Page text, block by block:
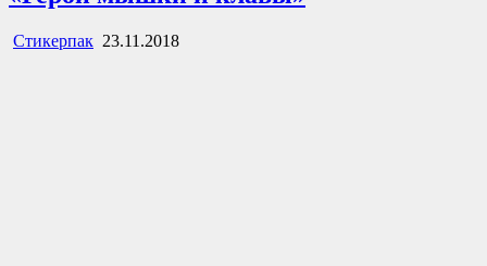
Стикерпак 23.11.2018